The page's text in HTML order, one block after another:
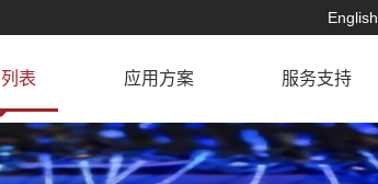
English
表 应用方案 服务支持